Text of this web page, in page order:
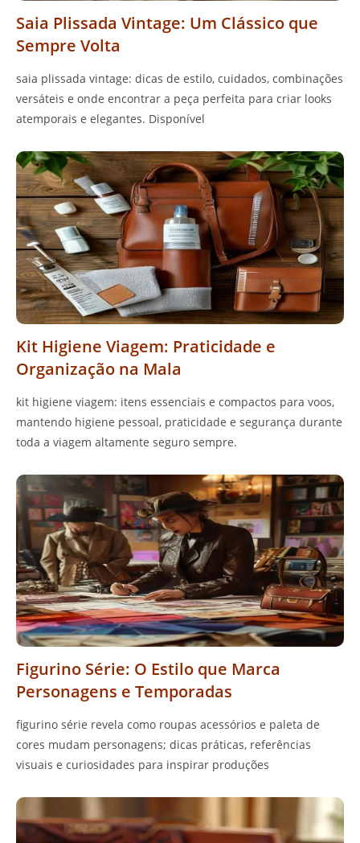
Saia Plissada Vintage: Um Clássico que
Sempre Volta
saia plissada vintage: dicas de estilo, cuidados, combinações
versáteis e onde encontrar a peça perfeita para criar looks
atemporais e elegantes. Disponível
Kit Higiene Viagem: Praticidade e
Organização na Mala
kit higiene viagem: itens essenciais e compactos para voos,
mantendo higiene pessoal, praticidade e segurança durante
toda a viagem altamente seguro sempre.
Figurino Série: O Estilo que Marca
Personagens e Temporadas
figurino série revela como roupas acessórios e paleta de
cores mudam personagens; dicas práticas, referências
visuais e curiosidades para inspirar produções